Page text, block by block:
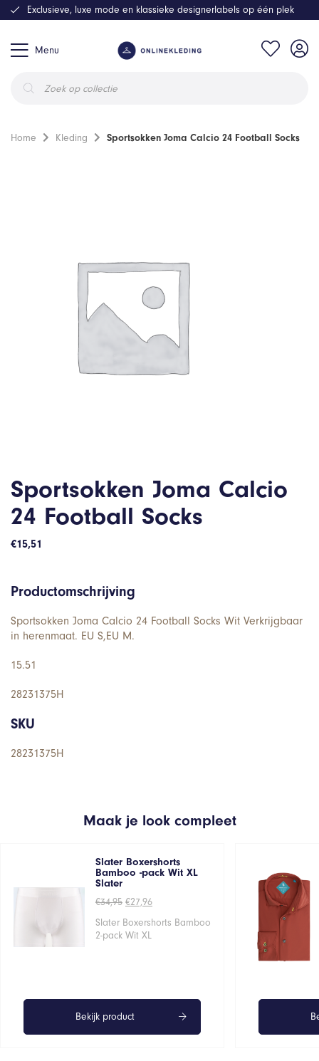
Menu
zoeken
Exclusieve, luxe mode en klassieke designerlabels op één plek
Home Kleding Sportsokken Joma Calcio 24 Football Socks
Sportsokken Joma Calcio
24 Football Socks
€15,51
Productomschrijving
Sportsokken Joma Calcio 24 Football Socks Wit Verkrijgbaar
in herenmaat. EU S,EU M.
15.51
28231375H
SKU
28231375H
Maak je look compleet
Slater Boxershorts
Bamboo -pack Wit XL
Slater
€34,95 Oorspronkelijke
was:
€34,95.
€27,96Huidige
is:
Slater Boxershorts Bamboo
2-pack Wit XL
Bekijk product